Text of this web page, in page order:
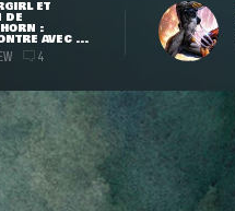
ET
DE
:
AVEC ...
4